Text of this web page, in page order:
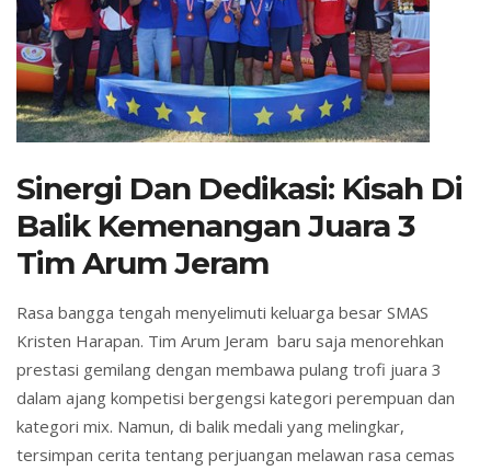
Sinergi Dan Dedikasi: Kisah Di
Balik Kemenangan Juara 3
Tim Arum Jeram
Rasa bangga tengah menyelimuti keluarga besar SMAS
Kristen Harapan. Tim Arum Jeram baru saja menorehkan
prestasi gemilang dengan membawa pulang trofi juara 3
dalam ajang kompetisi bergengsi kategori perempuan dan
kategori mix. Namun, di balik medali yang melingkar,
tersimpan cerita tentang perjuangan melawan rasa cemas